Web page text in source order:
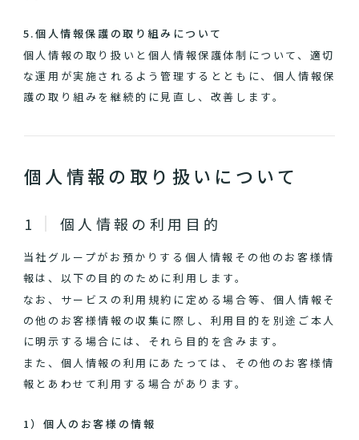
5.個人情報保護の取り組みについて
個人情報の取り扱いと個人情報保護体制について、適切
な運用が実施されるよう管理するとともに、個人情報保
護の取り組みを継続的に見直し、改善します。
個人情報の取り扱いについて
個人情報の利用目的
当社グループがお預かりする個人情報その他のお客様情
報は、以下の目的のために利用します。
なお、サービスの利用規約に定める場合等、個人情報そ
の他のお客様情報の収集に際し、利用目的を別途ご本人
に明示する場合には、それら目的を含みます。
また、個人情報の利用にあたっては、その他のお客様情
報とあわせて利用する場合があります。
1）個人のお客様の情報